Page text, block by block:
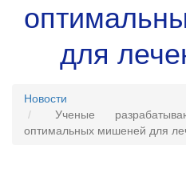
для
Новости
Ученые
оптимальных мишеней для